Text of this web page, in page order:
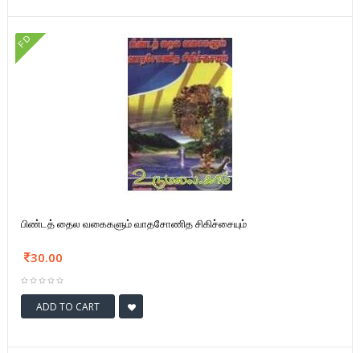
FD
பிண்டத் தைல வகைகளும் வாதசோணித சிகிச்சையும்
30.00
ADD TO CART